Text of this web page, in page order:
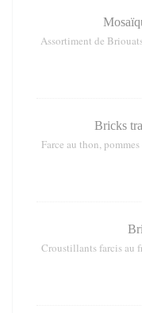
Assortiment de
Bricks
Farce au thon,
Croustillants farcis au